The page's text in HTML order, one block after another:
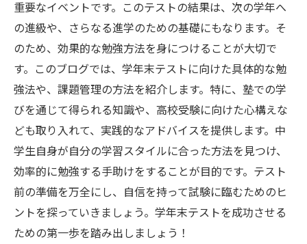
重要なイベントです。このテストの結果は、次の学年へ
の進級や、さらなる進学のための基礎にもなります。そ
のため、効果的な勉強方法を身につけることが大切で
す。このブログでは、学年末テストに向けた具体的な勉
強法や、課題管理の方法を紹介します。特に、塾での学
びを通じて得られる知識や、高校受験に向けた心構えな
ども取り入れて、実践的なアドバイスを提供します。中
学生自身が自分の学習スタイルに合った方法を見つけ、
効率的に勉強する手助けをすることが目的です。テスト
前の準備を万全にし、自信を持って試験に臨むためのヒ
ントを探っていきましょう。学年末テストを成功させる
ための第一歩を踏み出しましょう！